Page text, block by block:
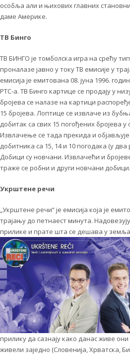
особља али и њихових главних
даме Америке.
ТВ Бинго
ТВ БИНГО је томболска игра на срећу
проналазе јавно у току ТВ емисије у
емисија је емитована 08. јуна 1996.
РТС-а. ТВ Бинго картице се продају у
бројева се налазе на картици
15 бројева. Лоптице се извлаче из
добитак са свих 15 погођених бројева
Извлачење се тада прекида и објављује
добитника са 15, 14 и 10 погодака (у
Добици су новчани. Извлачећи и
траже се робни и други новчани добици.
Укрштене речи
„Укрштене речи“ је емисија која је
трајању до петнаест минута.
прилике и прате шта се дешава у
прилику да сазнају како данас живе
живели заједно (Словенија, Хрватска,